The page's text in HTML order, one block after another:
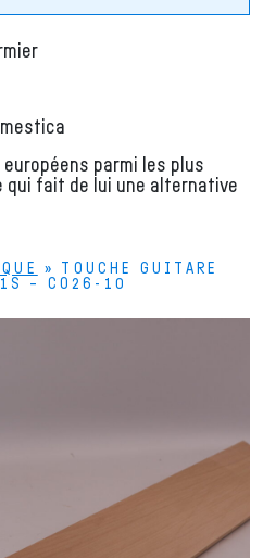
parmi les plus
qui fait de lui une alternative
» TOUCHE GUITARE
1S – CO26-10